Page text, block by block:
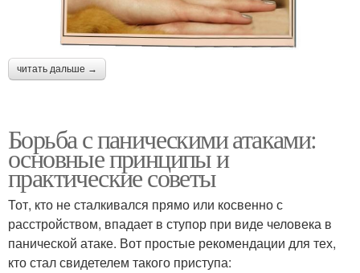
читать дальше →
Борьба с паническими атаками:
основные принципы и
практические советы
Тот, кто не сталкивался прямо или косвенно с
расстройством, впадает в ступор при виде человека в
панической атаке. Вот простые рекомендации для тех,
кто стал свидетелем такого приступа: